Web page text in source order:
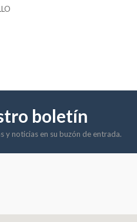
boletín
y noticias en su buzón de entrada.